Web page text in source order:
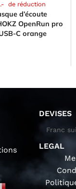
de réduction
d’écoute
OpenRun pro
C orange
DEVISES
LEGAL